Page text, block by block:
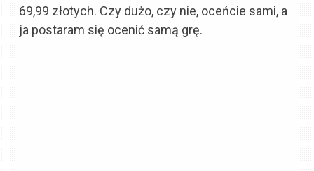
69,99 złotych. Czy dużo, czy nie, oceńcie sami, a
ja postaram się ocenić samą grę.